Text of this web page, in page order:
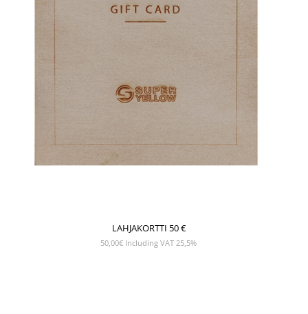
LAHJAKORTTI 50 €
50,00€ Including VAT 25,5%